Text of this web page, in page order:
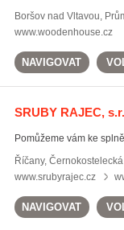
Boršov nad Vltavou,
www.woodenhouse.cz
NAVIGOVAT
SRUBY RAJEC,
Pomůžeme vám ke
Říčany,
www.srubyrajec.cz
NAVIGOVAT